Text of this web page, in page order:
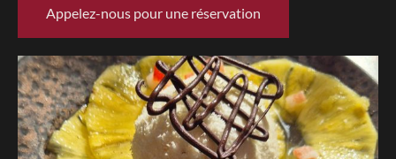
Appelez-nous pour une réservation